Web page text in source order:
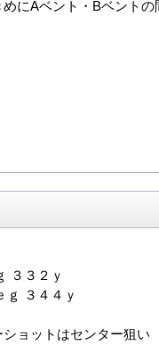
にAベント・Bベントの
３３２ｙ
３４４ｙ
ョットはセンター狙い